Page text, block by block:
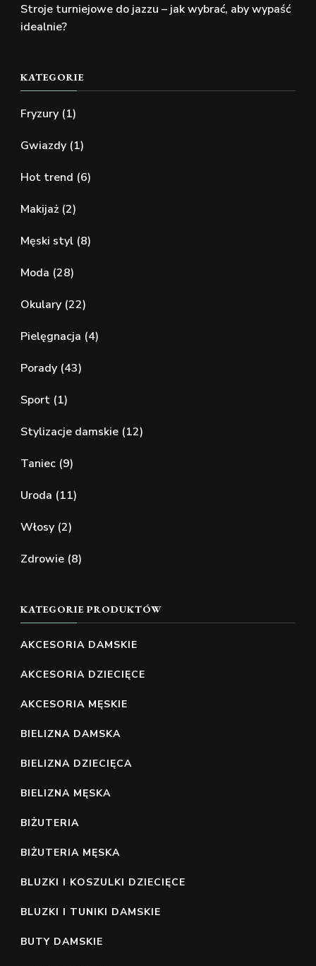
Stroje turniejowe do jazzu – jak wybrać, aby wypaść
idealnie?
KATEGORIE
Fryzury (1)
Gwiazdy (1)
Hot trend (6)
Makijaż (2)
Męski styl (8)
Moda (28)
Okulary (22)
Pielęgnacja (4)
Porady (43)
Sport (1)
Stylizacje damskie (12)
Taniec (9)
Uroda (11)
Włosy (2)
Zdrowie (8)
KATEGORIE PRODUKTÓW
AKCESORIA DAMSKIE
AKCESORIA DZIECIĘCE
AKCESORIA MĘSKIE
BIELIZNA DAMSKA
BIELIZNA DZIECIĘCA
BIELIZNA MĘSKA
BIŻUTERIA
BIŻUTERIA MĘSKA
BLUZKI I KOSZULKI DZIECIĘCE
BLUZKI I TUNIKI DAMSKIE
BUTY DAMSKIE